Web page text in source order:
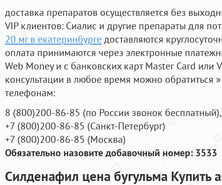
доставка препаратов осуществляется без
VIP клиентов: Сиалис и другие препараты для
20 мг в екатеринбургедоставляются
оплата принимаются через электронные
Web Money и с банковских карт Master Card или
консультации в любое время можно обратиться
телефонам:
8 (800)200-86-85 (по России звонок бесплатный),
+7 (800)200-86-85 (Санкт-Петербург)
+7 (800)200-86-85 (Москва)
Обязательно назовите добавочный номер: 3533
Силденафил цена бугульма Купить